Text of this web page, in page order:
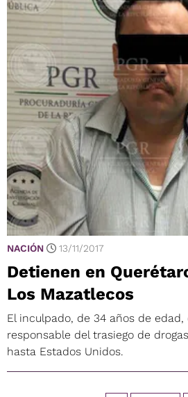
NACIÓN 13/11/2017
Detienen en
Los Mazatlecos
El inculpado, de 34 años de
responsable del trasiego de
hasta Estados Unidos.